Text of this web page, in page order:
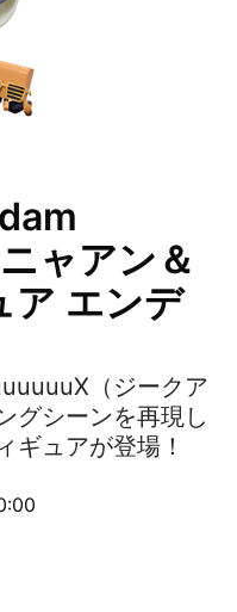
ャアン＆
ア エンデ
（ジークア
グシーンを再現し
ギュアが登場！